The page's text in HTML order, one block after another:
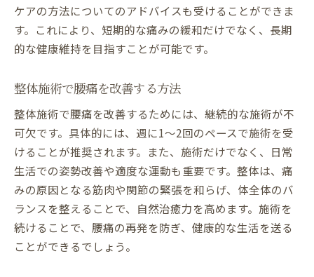
ケアの方法についてのアドバイスも受けることができま
す。これにより、短期的な痛みの緩和だけでなく、長期
的な健康維持を目指すことが可能です。
整体施術で腰痛を改善する方法
整体施術で腰痛を改善するためには、継続的な施術が不
可欠です。具体的には、週に1〜2回のペースで施術を受
けることが推奨されます。また、施術だけでなく、日常
生活での姿勢改善や適度な運動も重要です。整体は、痛
みの原因となる筋肉や関節の緊張を和らげ、体全体のバ
ランスを整えることで、自然治癒力を高めます。施術を
続けることで、腰痛の再発を防ぎ、健康的な生活を送る
ことができるでしょう。